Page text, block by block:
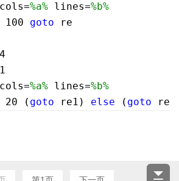
%a% lines=%b%
100 goto re
4
1
%a% lines=%b%
20 ( goto re1) else ( goto re)